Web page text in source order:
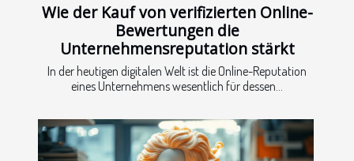
Wie der Kauf von verifizierten Online-
Bewertungen die
Unternehmensreputation stärkt
In der heutigen digitalen Welt ist die Online-Reputation
eines Unternehmens wesentlich für dessen...